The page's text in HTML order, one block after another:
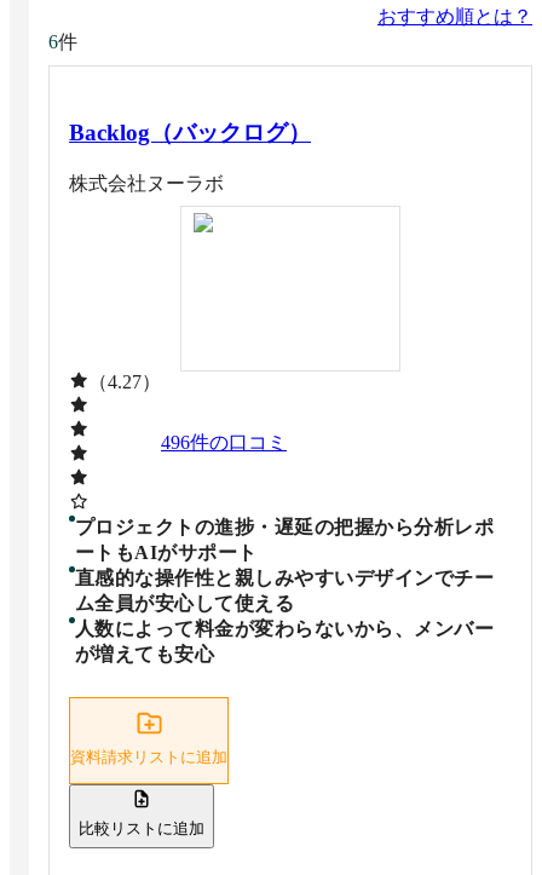
6件
おすすめ順とは？
Backlog（バックログ）
株式会社ヌーラボ
（4.27）
496件の口コミ
プロジェクトの進捗・遅延の把握から分析レポ
ートもAIがサポート
直感的な操作性と親しみやすいデザインでチー
ム全員が安心して使える
人数によって料金が変わらないから、メンバー
が増えても安心
資料請求リストに追加
比較リストに追加